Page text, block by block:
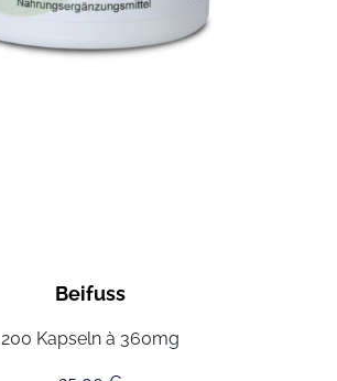
Beifuss
200 Kapseln à 360mg